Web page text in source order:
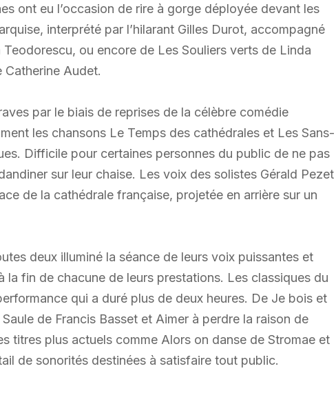
ont eu l’occasion de rire à gorge déployée devant les
interprété par l’hilarant Gilles Durot, accompagné
ou encore de Les Souliers verts de Linda
Audet.
par le biais de reprises de la célèbre comédie
les chansons Le Temps des cathédrales et Les Sans-
Difficile pour certaines personnes du public de ne pas
sur leur chaise. Les voix des solistes Gérald Pezet
de la cathédrale française, projetée en arrière sur un
deux illuminé la séance de leurs voix puissantes et
fin de chacune de leurs prestations. Les classiques du
qui a duré plus de deux heures. De Je bois et
de Francis Basset et Aimer à perdre la raison de
titres plus actuels comme Alors on danse de Stromae et
de sonorités destinées à satisfaire tout public.